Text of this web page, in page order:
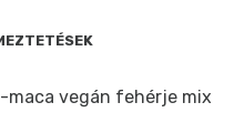
maca vegán fehérje mix